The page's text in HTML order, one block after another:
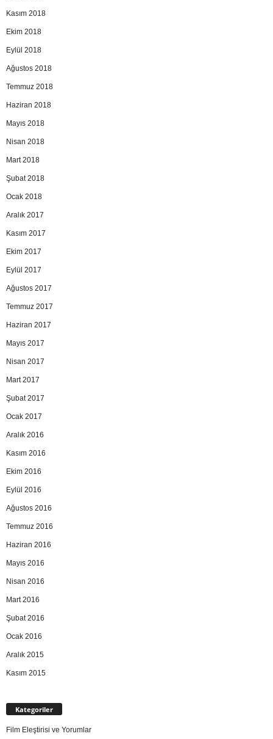
Kasım 2018
Ekim 2018
Eylül 2018
Ağustos 2018
Temmuz 2018
Haziran 2018
Mayıs 2018
Nisan 2018
Mart 2018
Şubat 2018
Ocak 2018
Aralık 2017
Kasım 2017
Ekim 2017
Eylül 2017
Ağustos 2017
Temmuz 2017
Haziran 2017
Mayıs 2017
Nisan 2017
Mart 2017
Şubat 2017
Ocak 2017
Aralık 2016
Kasım 2016
Ekim 2016
Eylül 2016
Ağustos 2016
Temmuz 2016
Haziran 2016
Mayıs 2016
Nisan 2016
Mart 2016
Şubat 2016
Ocak 2016
Aralık 2015
Kasım 2015
Kategoriler
Film Eleştirisi ve Yorumlar